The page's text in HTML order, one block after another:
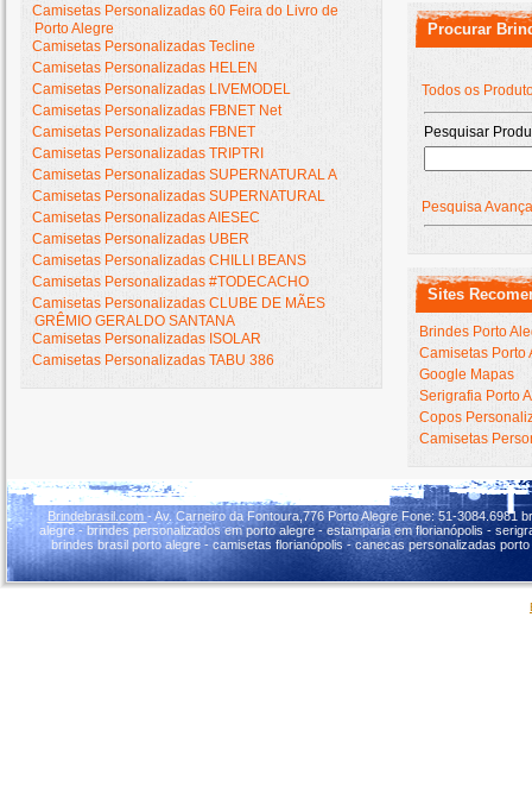
Camisetas Personalizadas 60 Feira do Livro de
Porto Alegre
Camisetas Personalizadas Tecline
Camisetas Personalizadas HELEN
Camisetas Personalizadas LIVEMODEL
Camisetas Personalizadas FBNET Net
Camisetas Personalizadas FBNET
Camisetas Personalizadas TRIPTRI
Camisetas Personalizadas SUPERNATURAL A
Camisetas Personalizadas SUPERNATURAL
Camisetas Personalizadas AIESEC
Camisetas Personalizadas UBER
Camisetas Personalizadas CHILLI BEANS
Camisetas Personalizadas #TODECACHO
Camisetas Personalizadas CLUBE DE MÃES
GRÊMIO GERALDO SANTANA
Camisetas Personalizadas ISOLAR
Camisetas Personalizadas TABU 386
Procurar
Todos os
Pesquisar
Pesquisa
Sites
Brindes Porto
Camisetas Porto
Google Mapas
Serigrafia Porto
Copos
Camisetas
Brindebrasil.com - Av. Carneiro da Fontoura,776 Porto Alegre Fone: 51-
alegre - brindes personalizados em porto alegre - estamparia em florianópolis -
brindes brasil porto alegre - camisetas florianópolis - canecas personalizadas